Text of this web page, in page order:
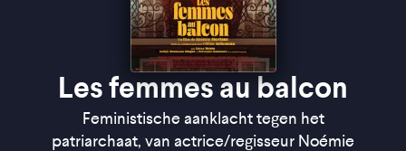
Les femmes au balcon
Feministische aanklacht tegen het
patriarchaat, van actrice/regisseur Noémie